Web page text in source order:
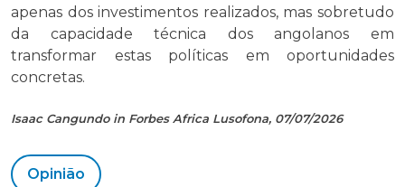
apenas dos investimentos realizados, mas sobretudo
da capacidade técnica dos angolanos em
transformar estas políticas em oportunidades
concretas.
Isaac Cangundo in Forbes Africa Lusofona, 07/07/2026
Opinião